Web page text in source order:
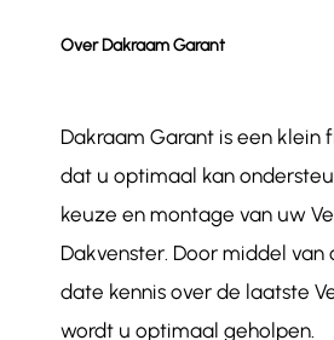
Over Dakraam Garant
Dakraam Garant is een klein
dat u optimaal kan
keuze en montage van uw
Dakvenster. Door middel
date kennis over de laatste
wordt u optimaal geholpen.